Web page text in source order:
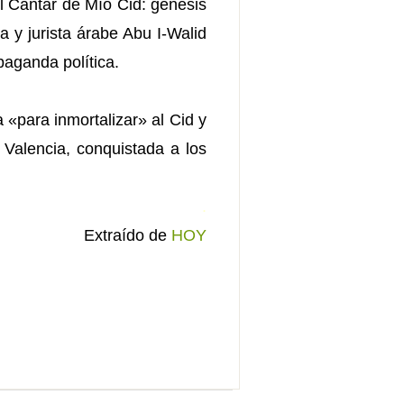
Cantar de Mío Cid: génesis
y jurista árabe Abu I-Walid
política.
«para inmortalizar» al Cid y
conquistada a los
.
Extraído de HOY